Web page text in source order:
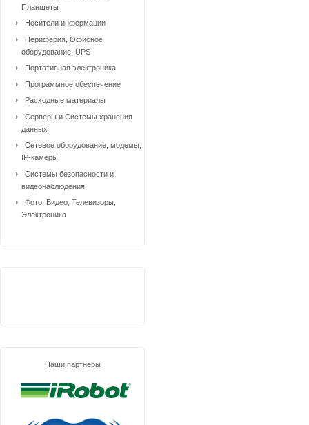
Планшеты
Носители информации
Периферия, Офисное
оборудование, UPS
Портативная электроника
Программное обеспечение
Расходные материалы
Серверы и Системы хранения
данных
Сетевое оборудование, модемы,
IP-камеры
Системы безопасности и
видеонаблюдения
Фото, Видео, Телевизоры,
Электроника
Наши партнеры